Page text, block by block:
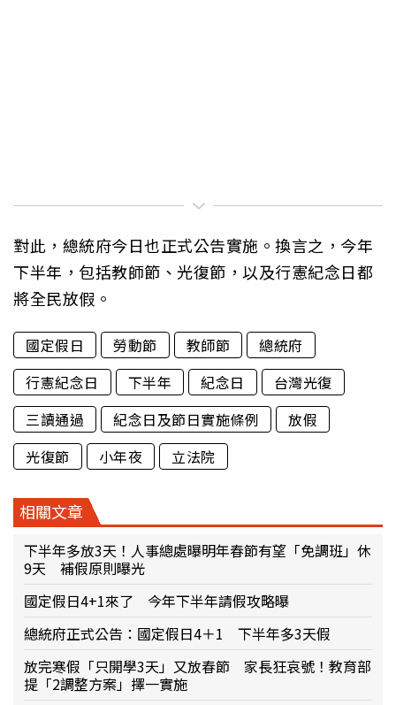
對此，總統府今日也正式公告實施。換言之，今年
下半年，包括教師節、光復節，以及行憲紀念日都
將全民放假。
國定假日 勞動節 教師節
總統府
行憲紀念日
下半年 紀念日
台灣光復
三讀通過
紀念日及節日實施條例
放假
光復節
小年夜 立法院
相關文章
下半年多放3天！人事總處曝明年春節有望「免調班」休
9天 補假原則曝光
國定假日4+1來了 今年下半年請假攻略曝
總統府正式公告：國定假日4＋1 下半年多3天假
放完寒假「只開學3天」又放春節 家長狂哀號！教育部
提「2調整方案」擇一實施